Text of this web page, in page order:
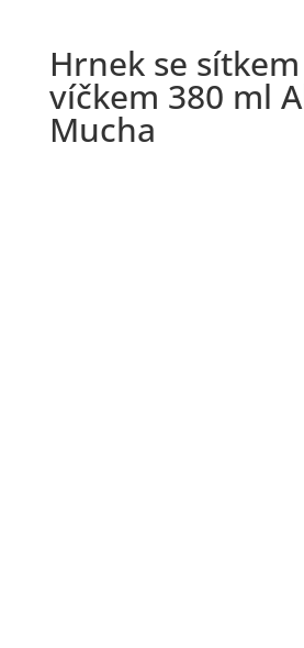
Hrnek se
víčkem 380 ml
Mucha